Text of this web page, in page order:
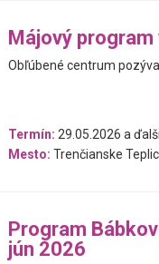
Májový program
Obľúbené centrum
Termín: 29.05.2026 a
Mesto: Trenčianske
Program
jún 2026